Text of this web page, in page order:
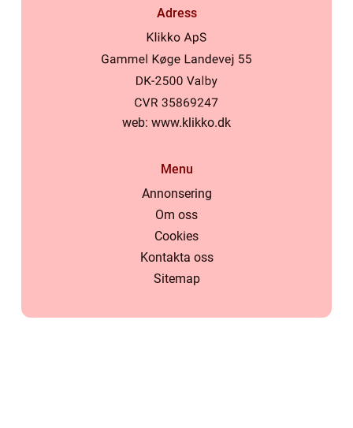
Adress
web: www.klikko.dk
Menu
Annonsering
Om oss
Cookies
Kontakta oss
Sitemap